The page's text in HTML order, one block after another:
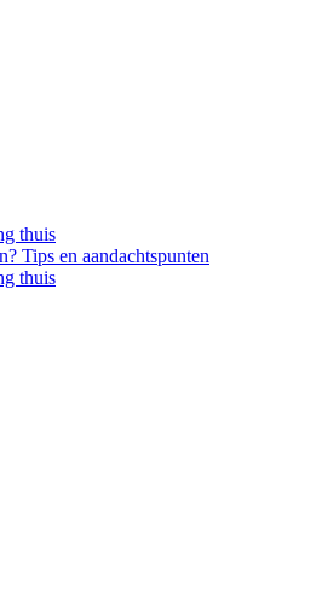
thuis
Tips en aandachtspunten
thuis